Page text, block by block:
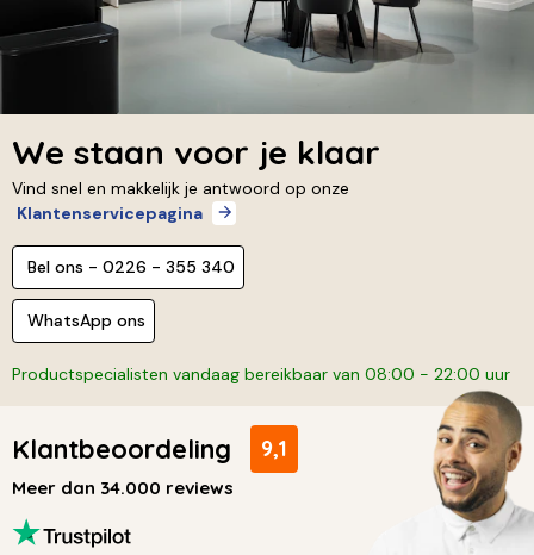
We staan voor je klaar
Vind snel en makkelijk je antwoord op onze
Klantenservicepagina
Bel ons - 0226 - 355 340
WhatsApp ons
Productspecialisten vandaag bereikbaar van 08:00 - 22:00 uur
Klantbeoordeling 9,1
Meer dan 34.000 reviews